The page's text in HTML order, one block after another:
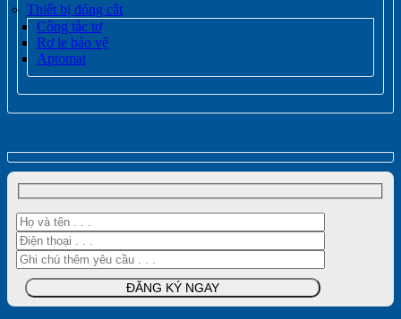
Thiết bị đóng cắt
Công tắc tơ
Rơ le bảo vệ
Aptomat